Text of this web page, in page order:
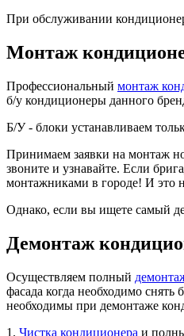
При обслуживании
Монтаж
Профессиональный монтаж
б/у кондиционеры данного
Б/У - блоки устанавливаем
Принимаем заявки на монтаж
звоните и узнавайте. Если
монтажниками в городе! И это
Однако, если вы ищете самый
Демонтаж
Осуществляем полный
фасада когда необходимо
необходимы при демонтаже
1. Чистка кондиционера и